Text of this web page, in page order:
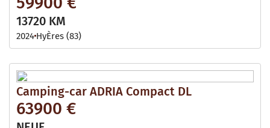
13720 KM
2024 HyÈres (83)
Camping-car ADRIA Compact DL
63900 €